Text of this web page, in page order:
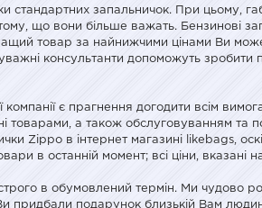
стандартних запальничок. При цьому,
тому, що вони більше важать. Бензинові
товар за найнижчими цінами Ви
консультанти допоможуть зробити
є прагнення догодити всім
товарами, а також обслуговуванням та
Zippo в інтернет магазині likebags,
в останній момент; всі ціни, вказані
в обумовлений термін. Ми чудово
придбали подарунок близькій Вам